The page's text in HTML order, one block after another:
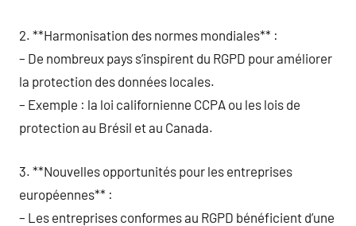
2. **Harmonisation des normes mondiales** :
– De nombreux pays s’inspirent du RGPD pour améliorer
la protection des données locales.
– Exemple : la loi californienne CCPA ou les lois de
protection au Brésil et au Canada.
3. **Nouvelles opportunités pour les entreprises
européennes** :
– Les entreprises conformes au RGPD bénéficient d’une